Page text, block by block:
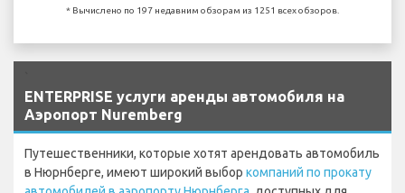
* Вычислено по 197 недавним обзорам из 1251 всех обзоров.
ENTERPRISE услуги аренды автомобиля на
Аэропорт Nuremberg
Путешественники, которые хотят арендовать автомобиль
в Нюрнберге, имеют широкий выбор компаний по прокату